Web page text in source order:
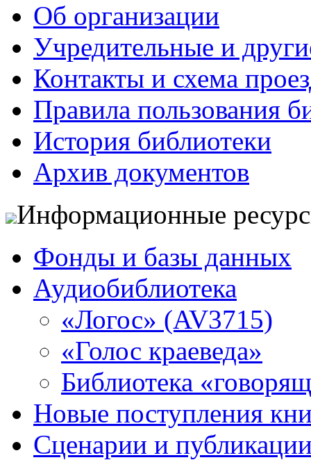
Об организации
Учредительные и
Контакты и схема
Правила пользования
История библиотеки
Архив документов
Информационные
Фонды и базы данных
Аудиобиблиотека
«Логос» (AV3715)
«Голос краеведа»
Библиотека
Новые поступления
Сценарии и